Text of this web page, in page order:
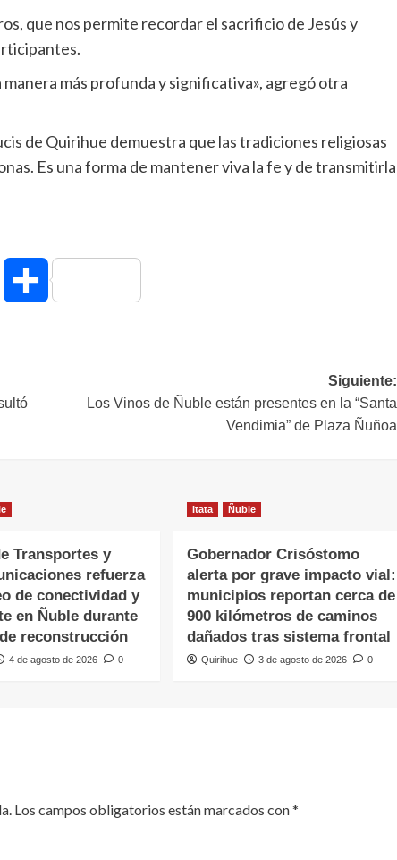
que nos permite recordar el sacrificio de Jesús y
manera más profunda y significativa», agregó otra
de Quirihue demuestra que las tradiciones religiosas
Es una forma de mantener viva la fe y de transmitirla
WhatsAppCompartir
Siguiente:
Los Vinos de Ñuble están presentes en la “Santa
Vendimia” de Plaza Ñuñoa
Transportes y
refuerza
de conectividad y
en Ñuble durante
reconstrucción
4 de agosto de 2026 0
Itata Ñuble
Gobernador Crisóstomo
alerta por grave impacto vial:
municipios reportan cerca de
900 kilómetros de caminos
dañados tras sistema frontal
Quirihue 3 de agosto de 2026 0
Los campos obligatorios están marcados con*